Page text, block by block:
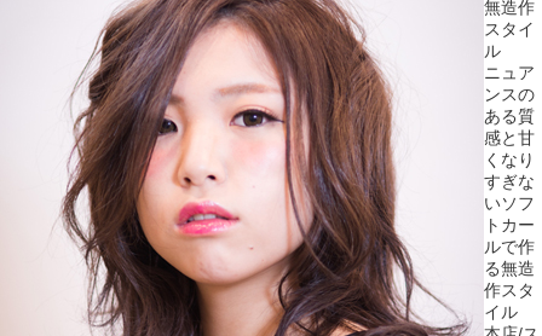
無造作
スタイ
ル
ニュア
ンスの
ある質
感と甘
くなり
すぎな
いソフ
トカー
ルで作
る無造
作スタ
イル